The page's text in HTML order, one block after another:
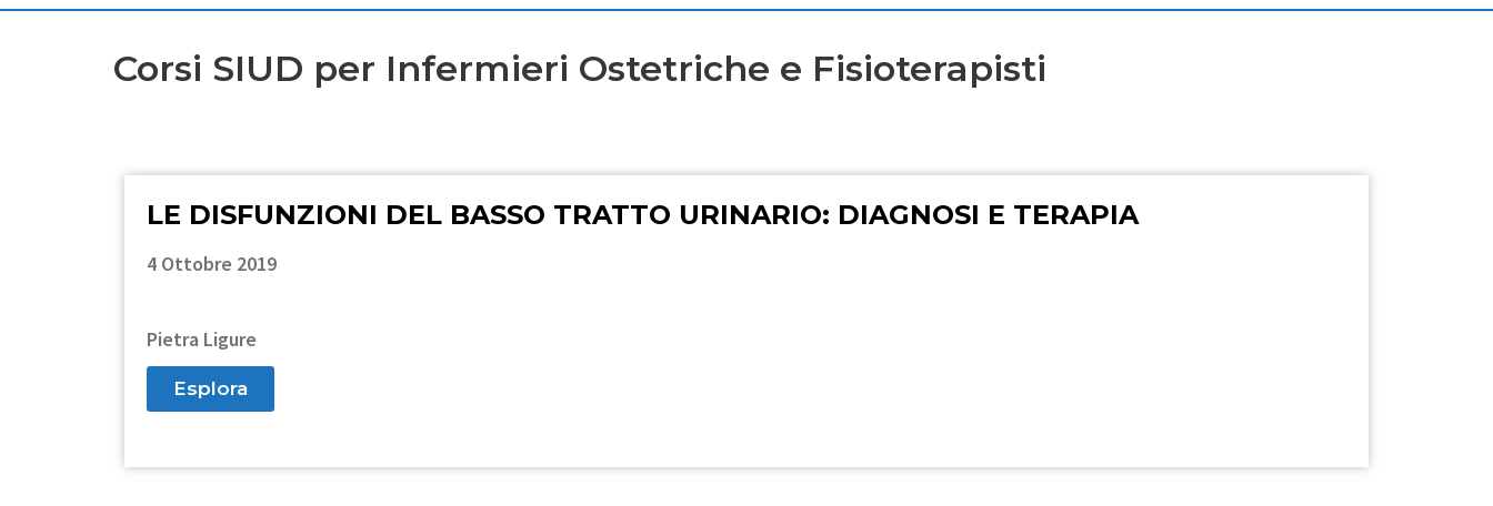
Corsi SIUD per Infermieri Ostetriche e Fisioterapisti
LE DISFUNZIONI DEL BASSO TRATTO URINARIO: DIAGNOSI E TERAPIA
4 Ottobre 2019
Pietra Ligure
Esplora